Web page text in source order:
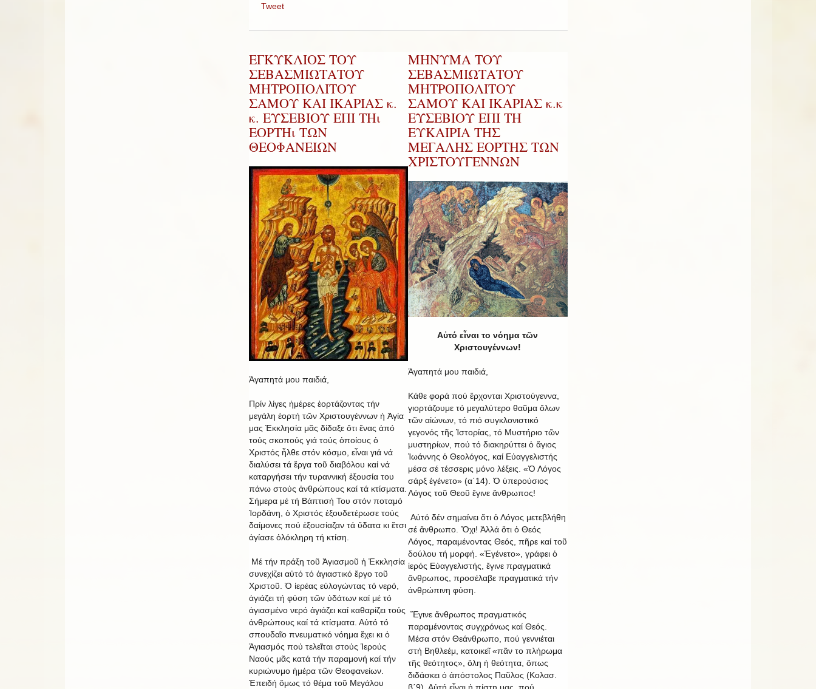
Tweet
ΕΓΚΥΚΛΙΟΣ ΤΟΥ
ΣΕΒΑΣΜΙΩΤΑΤΟΥ
ΜΗΤΡΟΠΟΛΙΤΟΥ
ΣΑΜΟΥ ΚΑΙ ΙΚΑΡΙΑΣ κ.
κ. ΕΥΣΕΒΙΟΥ ΕΠΙ ΤΗι
ΕΟΡΤΗι ΤΩΝ
ΘΕΟΦΑΝΕΙΩΝ
Ἀγαπητά μου παιδιά,
Πρίν λίγες ἡμέρες ἐορτάζοντας τήν
μεγάλη ἑορτή τῶν Χριστουγέννων ἡ Ἁγία
μας Ἐκκλησία μᾶς δίδαξε ὅτι ἕνας ἀπό
τούς σκοπούς γιά τούς ὁποίους ὁ
Χριστός ἦλθε στόν κόσμο, εἶναι γιά νά
διαλύσει τά ἔργα τοῦ διαβόλου καί νά
καταργήσει τήν τυραννική ἐξουσία του
πάνω στούς ἀνθρώπους καί τά κτίσματα.
Σήμερα μέ τή Βάπτισή Του στόν ποταμό
Ἰορδάνη, ὁ Χριστός ἐξουδετέρωσε τούς
δαίμονες πού ἐξουσίαζαν τά ὕδατα κι ἔτσι
ἁγίασε ὁλόκληρη τή κτίση.
Μέ τήν πράξη τοῦ Ἁγιασμοῦ ἡ Ἐκκλησία
συνεχίζει αὐτό τό ἁγιαστικό ἔργο τοῦ
Χριστοῦ. Ὁ ἱερέας εὐλογώντας τό νερό,
ἁγιάζει τή φύση τῶν ὑδάτων καί μέ τό
ἁγιασμένο νερό ἁγιάζει καί καθαρίζει τούς
ἀνθρώπους καί τά κτίσματα. Αὐτό τό
σπουδαῖο πνευματικό νόημα ἔχει κι ὁ
Ἁγιασμός πού τελεῖται στούς Ἱερούς
Ναούς μᾶς κατά τήν παραμονή καί τήν
κυριώνυμο ἡμέρα τῶν Θεοφανείων.
Ἐπειδή ὅμως τό θέμα τοῦ Μεγάλου
ΜΗΝΥΜΑ ΤΟΥ
ΣΕΒΑΣΜΙΩΤΑΤΟΥ
ΜΗΤΡΟΠΟΛΙΤΟΥ
ΣΑΜΟΥ ΚΑΙ ΙΚΑΡΙΑΣ κ.κ
ΕΥΣΕΒΙΟΥ ΕΠΙ ΤΗ
ΕΥΚΑΙΡΙΑ ΤΗΣ
ΜΕΓΑΛΗΣ ΕΟΡΤΗΣ ΤΩΝ
ΧΡΙΣΤΟΥΓΕΝΝΩΝ
Αὐτό εἶναι το νόημα τῶν
Χριστουγέννων!
Ἀγαπητά μου παιδιά,
Κάθε φορά πού ἔρχονται Χριστούγεννα,
γιορτάζουμε τό μεγαλύτερο θαῦμα ὅλων
τῶν αἰώνων, τό πιό συγκλονιστικό
γεγονός τῆς Ἱστορίας, τό Μυστήριο τῶν
μυστηρίων, πού τό διακηρύττει ὁ ἅγιος
Ἰωάννης ὁ Θεολόγος, καί Εὐαγγελιστής
μέσα σέ τέσσερις μόνο λέξεις. «Ὁ Λόγος
σάρξ ἐγένετο» (α΄14). Ὁ ὑπερούσιος
Λόγος τοῦ Θεοῦ ἔγινε ἄνθρωπος!
Αὐτό δέν σημαίνει ὅτι ὁ Λόγος μετεβλήθη
σέ ἄνθρωπο. Ὄχι! Ἀλλά ὅτι ὁ Θεός
Λόγος, παραμένοντας Θεός, πῆρε καί τοῦ
δούλου τή μορφή. «Ἐγένετο», γράφει ὁ
ἱερός Εὐαγγελιστής, ἔγινε πραγματικά
ἄνθρωπος, προσέλαβε πραγματικά τήν
ἀνθρώπινη φύση.
Ἔγινε ἄνθρωπος πραγματικός
παραμένοντας συγχρόνως καί Θεός.
Μέσα στόν Θεάνθρωπο, πού γεννιέται
στή Βηθλεέμ, κατοικεῖ «πᾶν το πλήρωμα
τῆς θεότητος», ὅλη ἡ θεότητα, ὅπως
διδάσκει ὁ ἀπόστολος Παῦλος (Κολασ.